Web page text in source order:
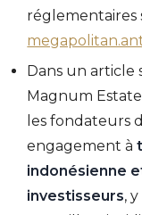
réglementaires
Dans un article
Magnum
les fondateurs
engagement à
indonésienne
investisseurs,